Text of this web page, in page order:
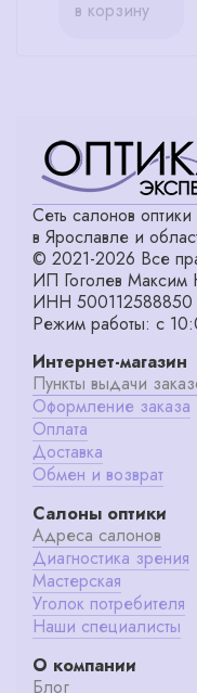
в корзину
Сеть салонов оптики
в Ярославле и
© 2021-2026 Все
ИП Гоголев Максим
ИНН
Режим работы: с
Интернет-магазин
Пункты выдачи
Оформление заказа
Оплата
Доставка
Обмен и возврат
Салоны оптики
Адреса салонов
Диагностика зрения
Мастерская
Уголок потребителя
Наши специалисты
О компании
Блог